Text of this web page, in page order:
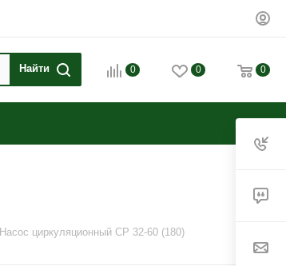
0 0 0
Насос циркуляционный CP 32-60 (180)